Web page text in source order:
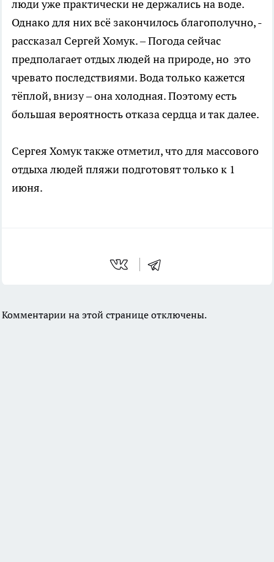
люди уже практически не держались на воде.
Однако для них всё закончилось благополучно, -
рассказал Сергей Хомук. – Погода сейчас
предполагает отдых людей на природе, но это
чревато последствиями. Вода только кажется
тёплой, внизу – она холодная. Поэтому есть
большая вероятность отказа сердца и так далее.
Сергея Хомук также отметил, что для массового
отдыха людей пляжи подготовят только к 1
июня.
Комментарии на этой странице отключены.